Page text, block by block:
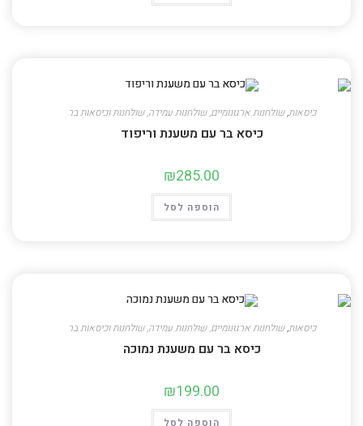
כיסאות,שולחנות ארגונומיים, שולחנות עמידה, שולחנות וכיסאות בר
כיסא בר עם משענת וריפוד
₪285.00
הוספה לסל
כיסאות,שולחנות ארגונומיים, שולחנות עמידה, שולחנות וכיסאות בר
כיסא בר עם משענת נמוכה
₪199.00
הוספה לסל